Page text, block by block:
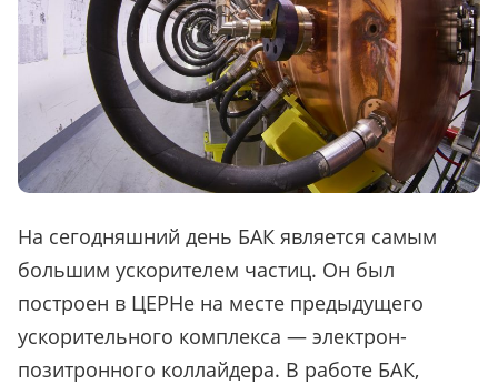
На сегодняшний день БАК является самым
большим ускорителем частиц. Он был
построен в ЦЕРНе на месте предыдущего
ускорительного комплекса — электрон-
позитронного коллайдера. В работе БАК,